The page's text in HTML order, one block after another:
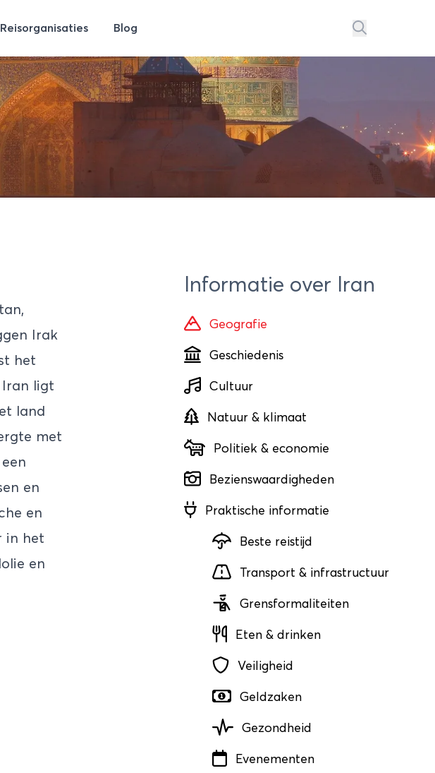
Reisorganisaties Blog
Irak
het
Iran ligt
land
met
en
en
in het
en
Informatie over Iran
Geografie
Geschiedenis
Cultuur
Natuur & klimaat
Politiek & economie
Bezienswaardigheden
Praktische informatie
Beste reistijd
Transport & infrastructuur
Grensformaliteiten
Eten & drinken
Veiligheid
Geldzaken
Gezondheid
Evenementen